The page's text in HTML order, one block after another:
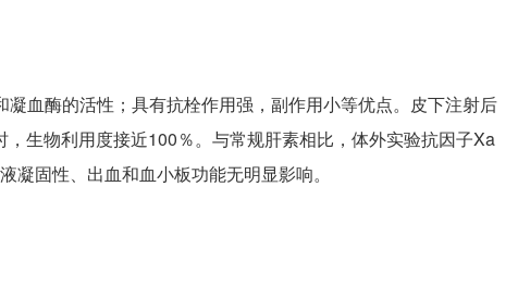
血酶的活性；具有抗栓作用强，副作用小等优点。皮下注射后
生物利用度接近100％。与常规肝素相比，体外实验抗因子Xa
固性、出血和血小板功能无明显影响。